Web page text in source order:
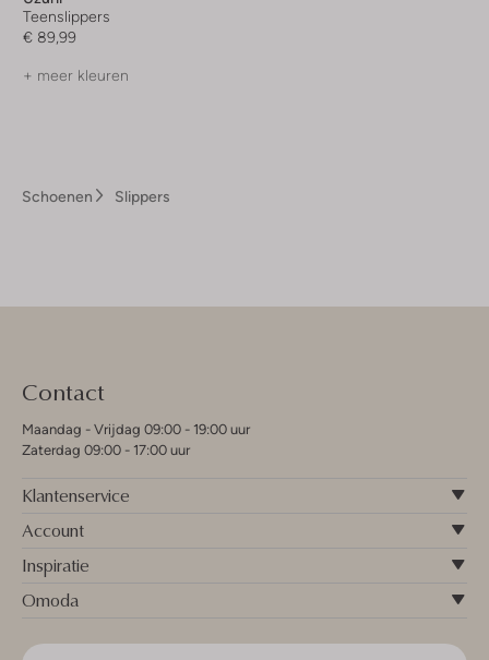
Teenslippers
€ 89,99
+ meer kleuren
Schoenen Slippers
Contact
Maandag - Vrijdag 09:00 - 19:00 uur
Zaterdag 09:00 - 17:00 uur
Klantenservice
Account
Inspiratie
Omoda